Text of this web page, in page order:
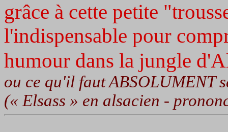
grâce à cette petite
l'indispensable pour
humour dans la jungle
ou ce qu'il faut ABSOLUMENT
(« Elsass » en alsacien -